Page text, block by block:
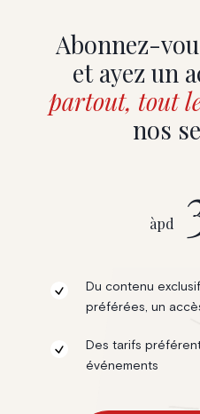
Abonnez-
et ayez un
partout, tout
nos
àpd
Du contenu
préférées, un
Des tarifs
événements